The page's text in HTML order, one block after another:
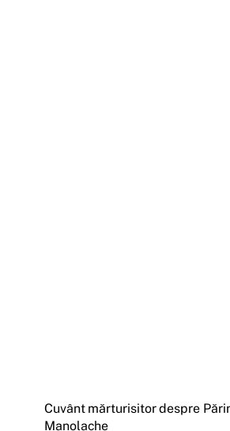
Cuvânt mărturisitor despre
Manolache